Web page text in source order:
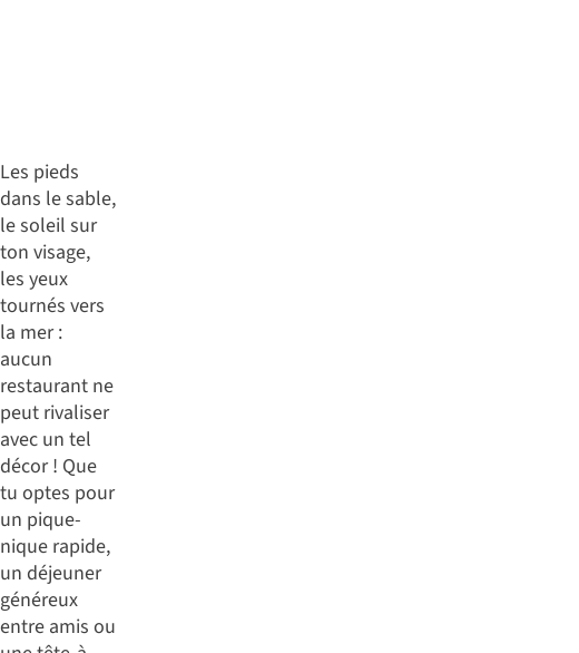
Les pieds
dans le sable,
le soleil sur
ton visage,
les yeux
tournés vers
la mer :
aucun
restaurant ne
peut rivaliser
avec un tel
décor ! Que
tu optes pour
un pique-
nique rapide,
un déjeuner
généreux
entre amis ou